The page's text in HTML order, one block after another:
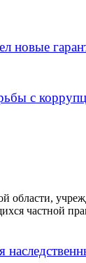
новые
с
области,
частной